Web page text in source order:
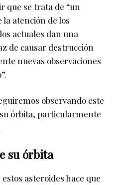
que se trata de “un
atención de los
actuales dan una
de causar destrucción
nuevas observaciones
observando este
órbita, particularmente
su órbita
asteroides hace que